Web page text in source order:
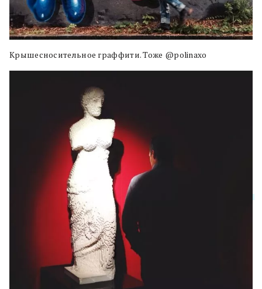
Крышесносительное граффити. Тоже @polinaxo